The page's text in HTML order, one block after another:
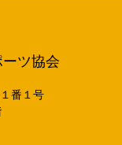
ツ協会
番１号